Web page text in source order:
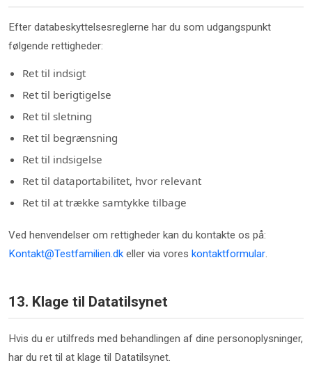
Efter databeskyttelsesreglerne har du som udgangspunkt
følgende rettigheder:
Ret til indsigt
Ret til berigtigelse
Ret til sletning
Ret til begrænsning
Ret til indsigelse
Ret til dataportabilitet, hvor relevant
Ret til at trække samtykke tilbage
Ved henvendelser om rettigheder kan du kontakte os på:
Kontakt@Testfamilien.dk eller via vores kontaktformular.
13. Klage til Datatilsynet
Hvis du er utilfreds med behandlingen af dine personoplysninger,
har du ret til at klage til Datatilsynet.